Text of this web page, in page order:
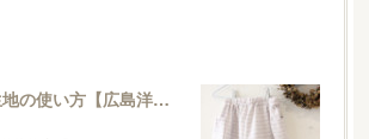
２WAYニット生地の使い方【広島洋裁教室・てくてくソーイング】